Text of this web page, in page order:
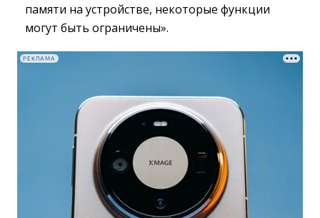
памяти на устройстве, некоторые функции
могут быть ограничены».
РЕКЛАМА